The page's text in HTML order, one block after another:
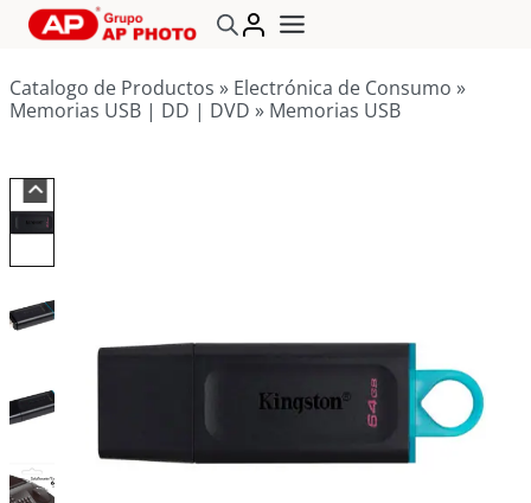
Saltar
Catalogo de Productos » Electrónica de Consumo »
Memorias USB | DD | DVD » Memorias USB